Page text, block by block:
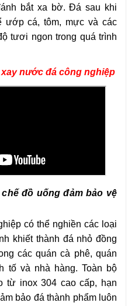
bắt xa bờ. Đá sau khi
ướp cá, tôm, mực và các
tươi ngon trong quá trình
nước đá công nghiệp
đồ uống đảm bảo vệ
có thể nghiền các loại
khiết thành đá nhỏ đồng
các quán cà phê, quán
tố và nhà hàng. Toàn bộ
từ inox 304 cao cấp, hạn
bảo đá thành phẩm luôn